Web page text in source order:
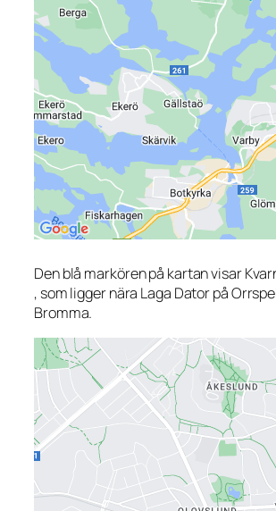
Den blå markören på kartan visar
, som ligger nära Laga Dator på
Bromma.